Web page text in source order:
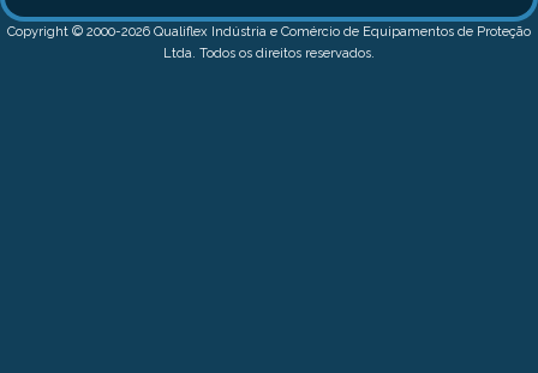
Copyright © 2000-2026 Qualiflex Indústria e Comércio de Equipamentos de Proteção
Ltda. Todos os direitos reservados.